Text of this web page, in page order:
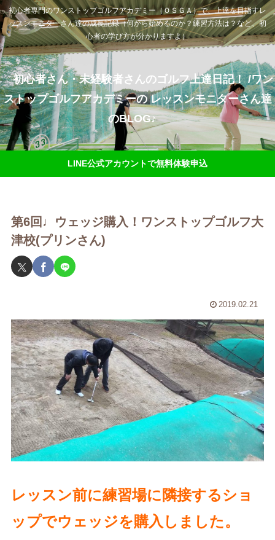
初心者専門のワンストップゴルフアカデミー（ＯＳＧＡ）で、上達を目指すレ
ッスンモニターさん達の成長記録（何から始めるのか？練習方法は？など、初
心者の学び方が分かりますよ）
初心者さん・未経験者さんのゴルフ上達日記！ /ワン
ストップゴルフアカデミーの レッスンモニターさん達
のBLOG♪
LINE公式アカウントで無料体験申込
第6回♩ウェッジ購入！ワンストップゴルフ大
津校(プリンさん)
2019.02.21
レッスン前に練習場に隣接するショ
ップでウェッジを購入しました。